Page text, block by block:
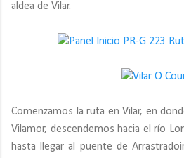
aldea de Vilar.
Comenzamos la ruta en Vilar, en
Vilamor, descendemos hacia el río
hasta llegar al puente de